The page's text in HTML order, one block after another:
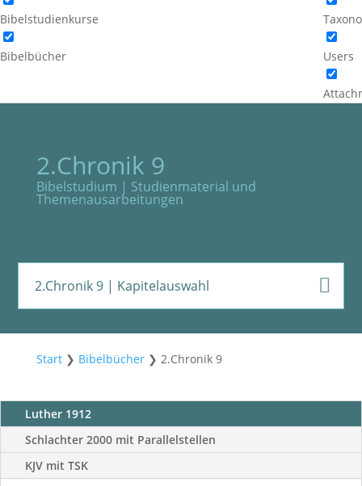
Bibelstudienkurse
Bibelbücher Users
2.Chronik 9
Bibelstudium | Studienmaterial und
Themenausarbeitungen
2.Chronik 9 | Kapitelauswahl
Start❯ Bibelbücher❯ 2.Chronik 9
Luther 1912
Schlachter 2000 mit Parallelstellen
KJV mit TSK